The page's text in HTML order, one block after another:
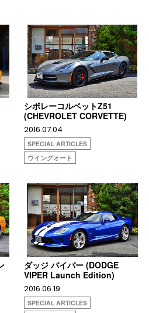
シボレーコルベットZ51
(CHEVROLET CORVETTE)
2016.07.04
SPECIAL ARTICLES
ウイングオート
ダッジ バイパー (DODGE
VIPER Launch Edition)
2016.06.19
SPECIAL ARTICLES